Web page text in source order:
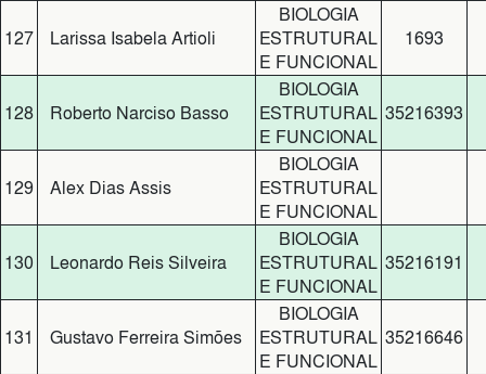
127 Larissa Isabela Artioli
BIOLOGIA
ESTRUTURAL
E FUNCIONAL
1693
128 Roberto Narciso Basso
BIOLOGIA
ESTRUTURAL
E FUNCIONAL
35216393
129 Alex Dias Assis
BIOLOGIA
ESTRUTURAL
E FUNCIONAL
130 Leonardo Reis Silveira
BIOLOGIA
ESTRUTURAL
E FUNCIONAL
35216191
131 Gustavo Ferreira Simões
BIOLOGIA
ESTRUTURAL
E FUNCIONAL
35216646